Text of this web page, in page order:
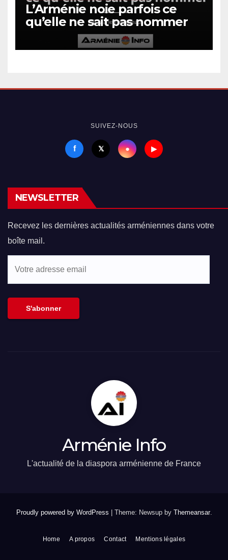
L’Arménie noie parfois ce
qu’elle ne sait pas nommer
SUIVEZ-NOUS
f 𝕏 ● ▶
NEWSLETTER
Recevez les dernières actualités arméniennes dans votre
boîte mail.
S'abonner
Arménie Info
L'actualité de la diaspora arménienne de France
Proudly powered by WordPress Theme: Newsup by Themeansar.
Home A propos Contact Mentions légales